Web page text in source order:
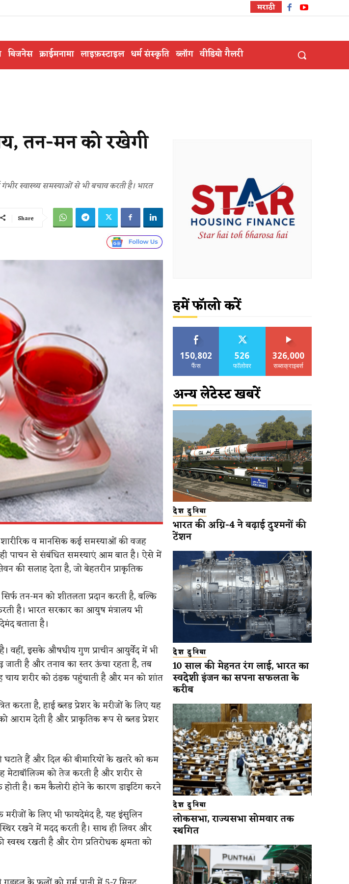
मराठी
बिजनेस क्राईमनामा लाइफ़स्टाइल धर्म संस्कृति ब्लॉग वीडियो गैलरी
तन-मन को रखेगी
स्वास्थ्य समस्याओं से भी बचाव करती है। भारत
Share
व मानसिक कई समस्याओं की वजह
पाचन से संबंधित समस्याएं आम बात है। ऐसे में
की सलाह देता है, जो बेहतरीन प्राकृतिक
तन-मन को शीतलता प्रदान करती है, बल्कि
है। भारत सरकार का आयुष मंत्रालय भी
बताता है।
वहीं, इसके औषधीय गुण प्राचीन आयुर्वेद में भी
जाती है और तनाव का स्तर ऊंचा रहता है, तब
चाय शरीर को ठंडक पहुंचाती है और मन को शांत
करता है, हाई ब्लड प्रेशर के मरीजों के लिए यह
आराम देती है और प्राकृतिक रूप से ब्लड प्रेशर
हैं और दिल की बीमारियों के खतरे को कम
मेटाबॉलिज्म को तेज करती है और शरीर से
है। कम कैलोरी होने के कारण डाइटिंग करने
के लिए भी फायदेमंद है, यह इंसुलिन
रखने में मदद करती है। साथ ही लिवर और
रखती है और रोग प्रतिरोधक क्षमता को
हमें फॉलो करें
150,802
फैंस
526
फॉलोवर
326,000
सब्सक्राइबर्स
अन्य लेटेस्ट खबरें
देश दुनिया
भारत की अग्नि-4 ने बढ़ाई दुश्मनों की
टेंशन
देश दुनिया
10 साल की मेहनत रंग लाई, भारत का
स्वदेशी इंजन का सपना सफलता के
करीब
देश दुनिया
लोकसभा, राज्यसभा सोमवार तक
स्थगित